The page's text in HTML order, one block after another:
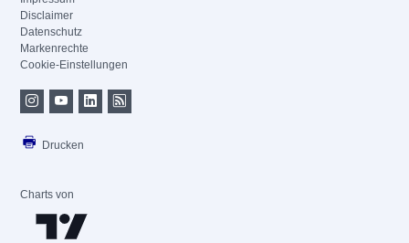
Disclaimer
Datenschutz
Markenrechte
Cookie-Einstellungen
Drucken
Charts von